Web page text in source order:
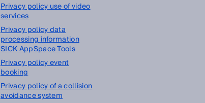
Privacy policy use of video
services
Privacy policy data
processing information
SICK AppSpace Tools
Privacy policy event
booking
Privacy policy of a collision
avoidance system